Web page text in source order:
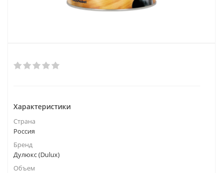
Характеристики
Страна
Россия
Бренд
Дулюкс (Dulux)
Объем